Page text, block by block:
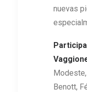
nuevas
Benott,